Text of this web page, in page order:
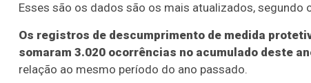
Esses são os dados são os mais atualizados, segundo
Os registros de descumprimento de medida
somaram 3.020 ocorrências no acumulado deste
relação ao mesmo período do ano passado.